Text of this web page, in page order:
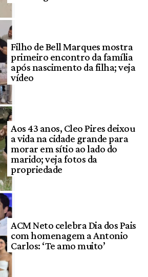
Filho de Bell Marques mostra
primeiro encontro da família
após nascimento da filha; veja
vídeo
Aos 43 anos, Cleo Pires deixou
a vida na cidade grande para
morar em sítio ao lado do
marido; veja fotos da
propriedade
ACM Neto celebra Dia dos Pais
com homenagem a Antonio
Carlos: ‘Te amo muito’